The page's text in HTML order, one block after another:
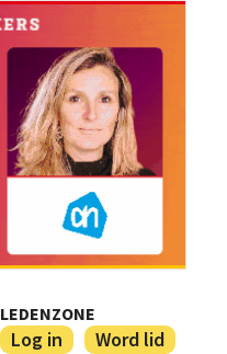
LEDENZONE
Log in Word lid